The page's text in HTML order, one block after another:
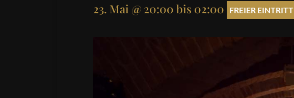
23. Mai @ 20:00 bis 02:00 FREIER EINTRITT